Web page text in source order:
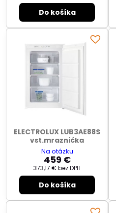
Do košíka
ELECTROLUX LUB3AE88S
vst.mraznička
Na otázku
459 €
373,17 € bez DPH
Do košíka